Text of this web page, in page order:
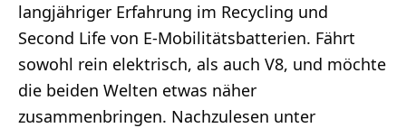
langjähriger Erfahrung im Recycling und
Second Life von E-Mobilitätsbatterien. Fährt
sowohl rein elektrisch, als auch V8, und möchte
die beiden Welten etwas näher
zusammenbringen. Nachzulesen unter
China
Lithium